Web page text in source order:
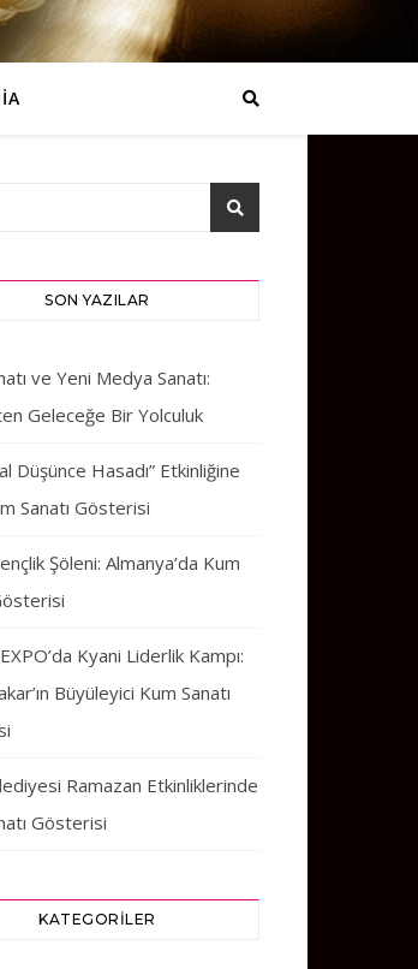
SON YAZILAR
ve Yeni Medya Sanatı:
Geleceğe Bir Yolculuk
Düşünce Hasadı” Etkinliğine
Sanatı Gösterisi
Şöleni: Almanya’da Kum
Kyani Liderlik Kampı:
Büyüleyici Kum Sanatı
Ramazan Etkinliklerinde
Gösterisi
KATEGORILER